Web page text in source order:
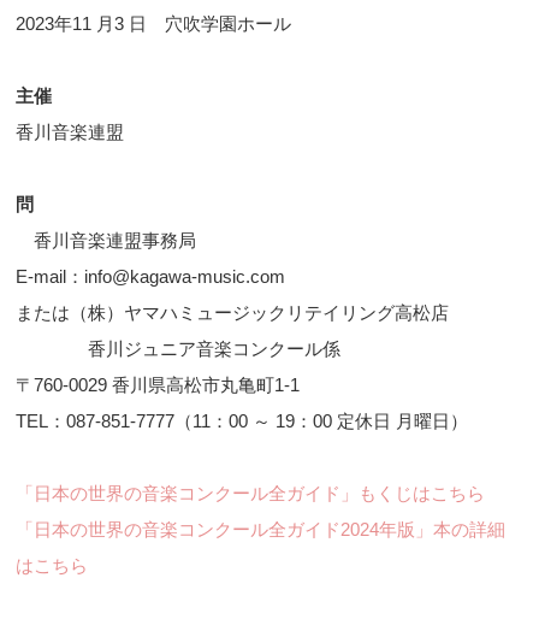
2023年11 月3 日 穴吹学園ホール
主催
香川音楽連盟
問
香川音楽連盟事務局
E-mail：info@kagawa-music.com
または（株）ヤマハミュージックリテイリング高松店
香川ジュニア音楽コンクール係
〒760-0029 香川県高松市丸亀町1-1
TEL：087-851-7777（11：00 ～ 19：00 定休日 月曜日）
「日本の世界の音楽コンクール全ガイド」もくじはこちら
「日本の世界の音楽コンクール全ガイド2024年版」本の詳細
はこちら